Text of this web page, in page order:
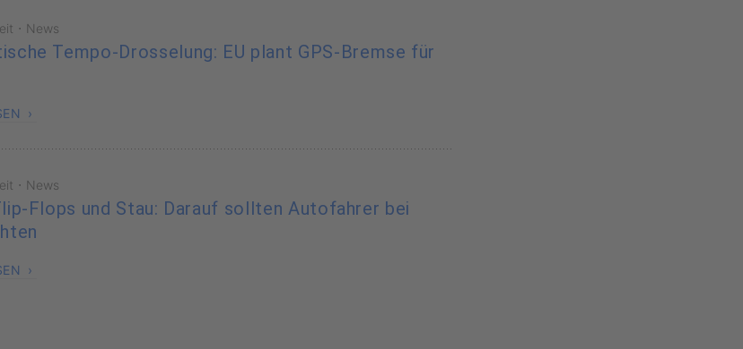
· News
Tempo-Drosselung: EU plant GPS-Bremse für
· News
Flops und Stau: Darauf sollten Autofahrer bei